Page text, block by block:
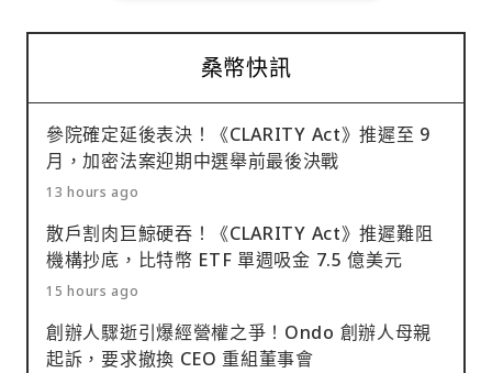
桑幣快訊
參院確定延後表決！《CLARITY Act》推遲至 9
月，加密法案迎期中選舉前最後決戰
13 hours ago
散戶割肉巨鯨硬吞！《CLARITY Act》推遲難阻
機構抄底，比特幣 ETF 單週吸金 7.5 億美元
15 hours ago
創辦人驟逝引爆經營權之爭！Ondo 創辦人母親
起訴，要求撤換 CEO 重組董事會